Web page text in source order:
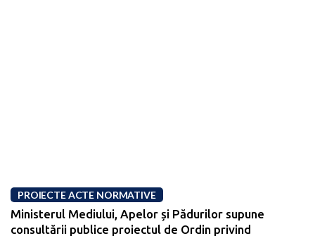
PROIECTE ACTE NORMATIVE
Ministerul Mediului, Apelor și Pădurilor supune
consultării publice proiectul de Ordin privind